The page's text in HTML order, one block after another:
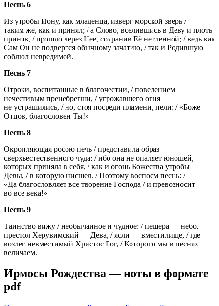
Песнь 6
Из утробы Иону, как младенца, изверг морской зверь /
таким же, как и принял; / а Слово, вселившись в Деву и плоть
приняв, / прошло через Нее, сохранив Её нетленной; / ведь как
Сам Он не подвергся обычному зачатию, / так и Родившую
соблюл невредимой.
Песнь 7
Отроки, воспитанные в благочестии, / повелением
нечестивым пренебрегши, / угрожавшего огня
не устрашились, / но, стоя посреди пламени, пели: / «Боже
Отцов, благословен Ты!»
Песнь 8
Окропляющая росою печь / представила образ
сверхъестественного чуда: / ибо она не опаляет юношей,
которых приняла в себя, / как и огонь Божества утробы
Девы, / в которую нисшел. / Поэтому воспоем песнь: /
«Да благословляет все творение Господа / и превозносит
во все века!»
Песнь 9
Таинство вижу / необычайное и чудное: / пещера — небо,
престол Херувимский — Дева, / ясли — вместилище, / где
возлег невместимый Христос Бог, / Которого мы в песнях
величаем.
Ирмосы Рождества — ноты в формате
pdf